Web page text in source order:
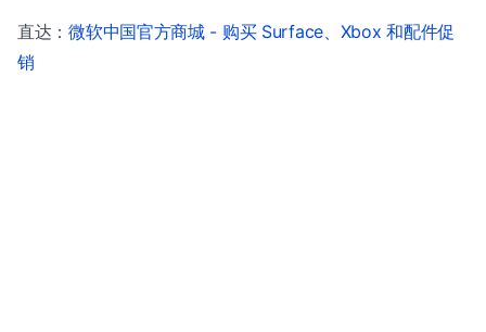
直达：微软中国官方商城 - 购买 Surface、Xbox 和配件促
销